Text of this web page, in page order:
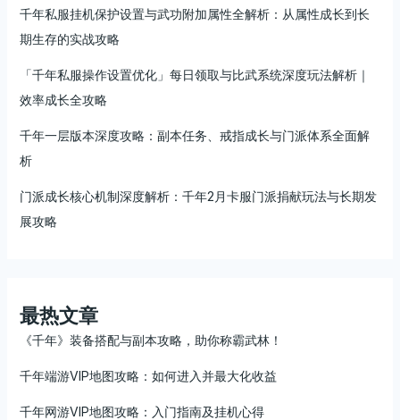
千年私服挂机保护设置与武功附加属性全解析：从属性成长到长
期生存的实战攻略
「千年私服操作设置优化」每日领取与比武系统深度玩法解析｜
效率成长全攻略
千年一层版本深度攻略：副本任务、戒指成长与门派体系全面解
析
门派成长核心机制深度解析：千年2月卡服门派捐献玩法与长期发
展攻略
最热文章
《千年》装备搭配与副本攻略，助你称霸武林！
千年端游VIP地图攻略：如何进入并最大化收益
千年网游VIP地图攻略：入门指南及挂机心得